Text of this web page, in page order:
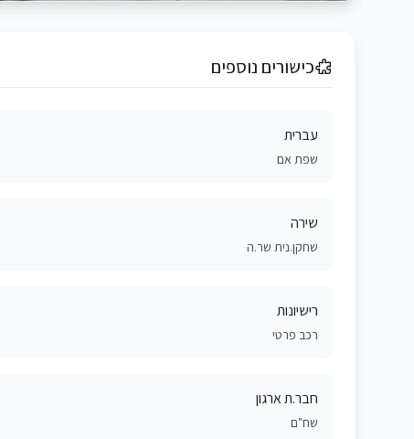
כישורים נוספים
עברית
שפת אם
שירה
שחקן.נית שר.ה
רישיונות
רכב פרטי
חבר.ת ארגון
שח"ם